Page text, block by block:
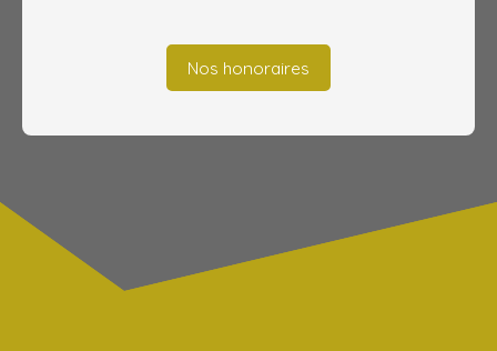
Nos honoraires